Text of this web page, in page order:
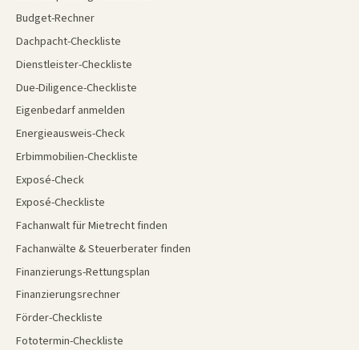
Budget-Rechner
Dachpacht-Checkliste
Dienstleister-Checkliste
Due-Diligence-Checkliste
Eigenbedarf anmelden
Energieausweis-Check
Erbimmobilien-Checkliste
Exposé-Check
Exposé-Checkliste
Fachanwalt für Mietrecht finden
Fachanwälte & Steuerberater finden
Finanzierungs-Rettungsplan
Finanzierungsrechner
Förder-Checkliste
Fototermin-Checkliste